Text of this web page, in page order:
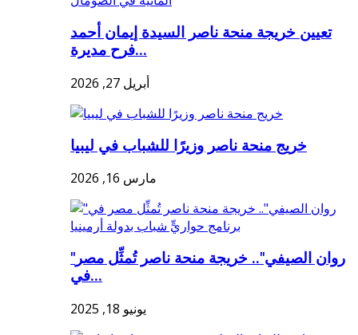
تعيين خريجة منحة ناصر السيدة إيمان أحمد
فرح مديرة...
أبريل 27, 2026
خريج منحة ناصر وزيرًا للشباب في ليبيا
مارس 16, 2026
"روان الصيفي".. خريجة منحة ناصر تُمثِّل مصر
في...
يونيو 18, 2025